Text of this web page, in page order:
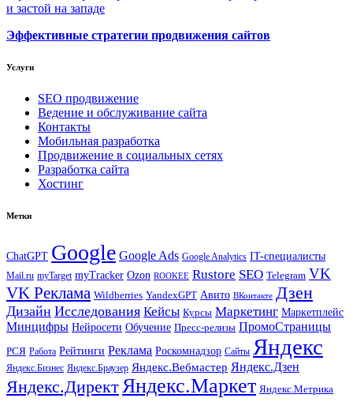
и застой на западе
Эффективные стратегии продвижения сайтов
Услуги
SEO продвижение
Ведение и обслуживание сайта
Контакты
Мобильная разработка
Продвижение в социальных сетях
Разработка сайта
Хостинг
Метки
ChatGPT Google Google Ads Google Analytics IT-специалисты
Mail.ru myTarget myTracker Ozon ROOKEE Rustore SEO Telegram VK
VK Реклама Wildberries YandexGPT Авито ВКонтакте Дзен
Дизайн Исследования Кейсы Курсы Маркетинг Маркетплейс
Минцифры Нейросети Обучение Пресс-релизы ПромоСтраницы
РСЯ Работа Рейтинги Реклама Роскомнадзор Сайты Яндекс
Яндекс.Бизнес Яндекс.Браузер Яндекс.Вебмастер Яндекс.Дзен
Яндекс.ДиректЯндекс.Маркет Яндекс.Метрика